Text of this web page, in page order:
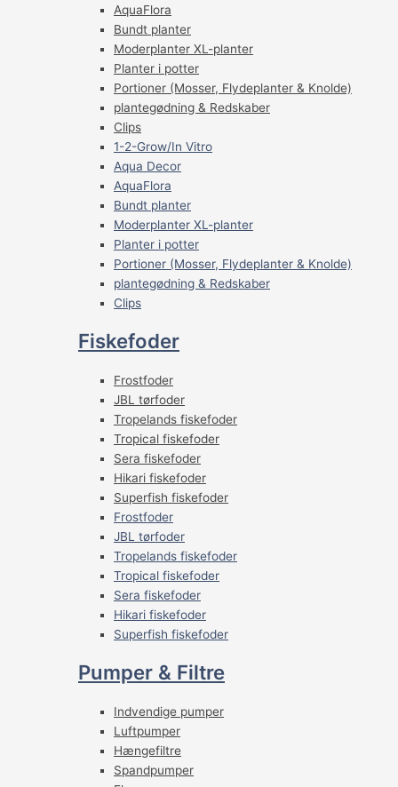
AquaFlora
Bundt planter
Moderplanter XL-planter
Planter i potter
Portioner (Mosser, Flydeplanter & Knolde)
plantegødning & Redskaber
Clips
1-2-Grow/In Vitro
Aqua Decor
AquaFlora
Bundt planter
Moderplanter XL-planter
Planter i potter
Portioner (Mosser, Flydeplanter & Knolde)
plantegødning & Redskaber
Clips
Fiskefoder
Frostfoder
JBL tørfoder
Tropelands fiskefoder
Tropical fiskefoder
Sera fiskefoder
Hikari fiskefoder
Superfish fiskefoder
Frostfoder
JBL tørfoder
Tropelands fiskefoder
Tropical fiskefoder
Sera fiskefoder
Hikari fiskefoder
Superfish fiskefoder
Pumper & Filtre
Indvendige pumper
Luftpumper
Hængefiltre
Spandpumper